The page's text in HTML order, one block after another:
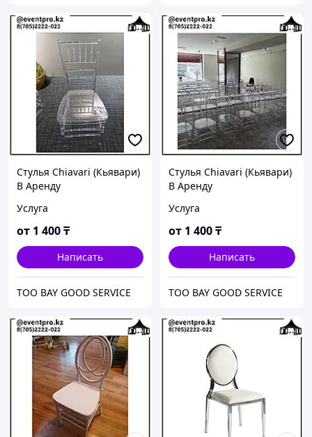
Стулья Chiavari (Кьявари)
В Аренду
Услуга
от 1 400₸
Написать
ТОО BAY GOOD SERVICE
Стулья Chiavari (Кьявари)
В Аренду
Услуга
от 1 400₸
Написать
ТОО BAY GOOD SERVICE